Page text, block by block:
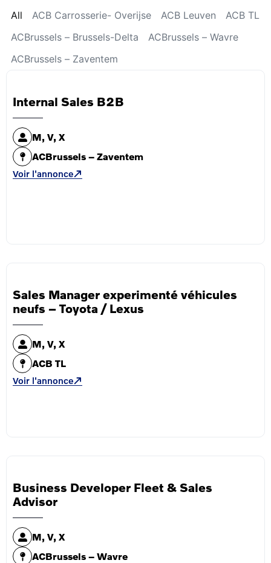
ACB Carrosserie- Overijse ACB Leuven
ACB TL
ACBrussels – Brussels-Delta
ACBrussels – Wavre
ACBrussels – Zaventem
All
Internal Sales B2B
M, V, X
ACBrussels – Zaventem
Voir l'annonce
Sales Manager experimenté véhicules
neufs – Toyota / Lexus
M, V, X
ACB TL
Voir l'annonce
Business Developer Fleet & Sales
Advisor
M, V, X
ACBrussels – Wavre